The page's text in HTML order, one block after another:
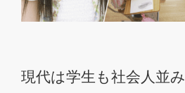
現代は学生も社会人並